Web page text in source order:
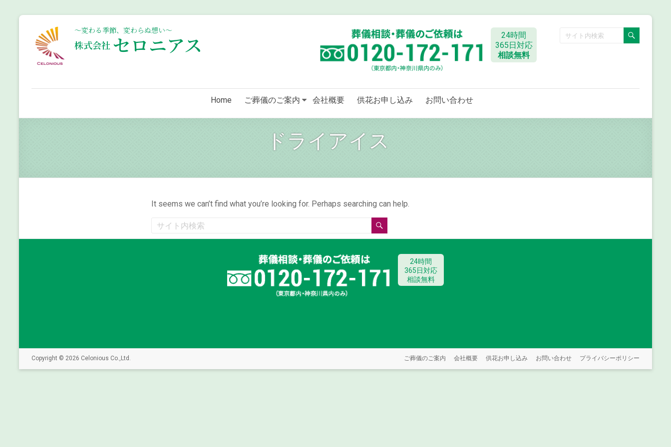
Skip
content
〜変わる季節、変わらぬ想い〜
株式会社 セロニアス
24時間
365日対応
相談無料
Home ご葬儀のご案内 会社概要 供花お申し込み お問い合わせ
ドライアイス
It seems we can’t find what you’re looking for. Perhaps searching can help.
24時間
365日対応
相談無料
Copyright © 2026 Celonious Co.,Ltd. ご葬儀のご案内 会社概要 供花お申し込み お問い合わせ プライバシーポリシー